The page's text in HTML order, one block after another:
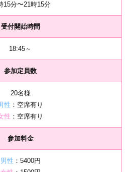
15分〜21時15分
受付開始時間
18:45～
参加定員数
20名様
性 ：空席有り
性 ：空席有り
参加料金
男性 ：5400円